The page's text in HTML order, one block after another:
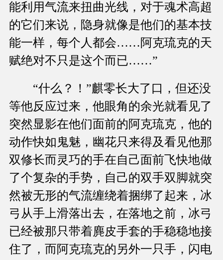
能利用气流来扭曲光线，对于魂术高超
的它们来说，隐身就像是他们的基本技
能一样，每个人都会……阿克琉克的天
赋绝对不只是这个而已……”
“什么？！”麒零长大了口，但还没
等他反应过来，他眼角的余光就看见了
突然显影在他们面前的阿克琉克，他的
动作快如鬼魅，幽花只来得及看见他那
双修长而灵巧的手在自己面前飞快地做
了个复杂的手势，自己的双手双脚就突
然被无形的气流缠绕着捆绑了起来，冰
弓从手上滑落出去，在落地之前，冰弓
已经被那只带着麂皮手套的手稳稳地接
住了，而阿克琉克的另外一只手，闪电